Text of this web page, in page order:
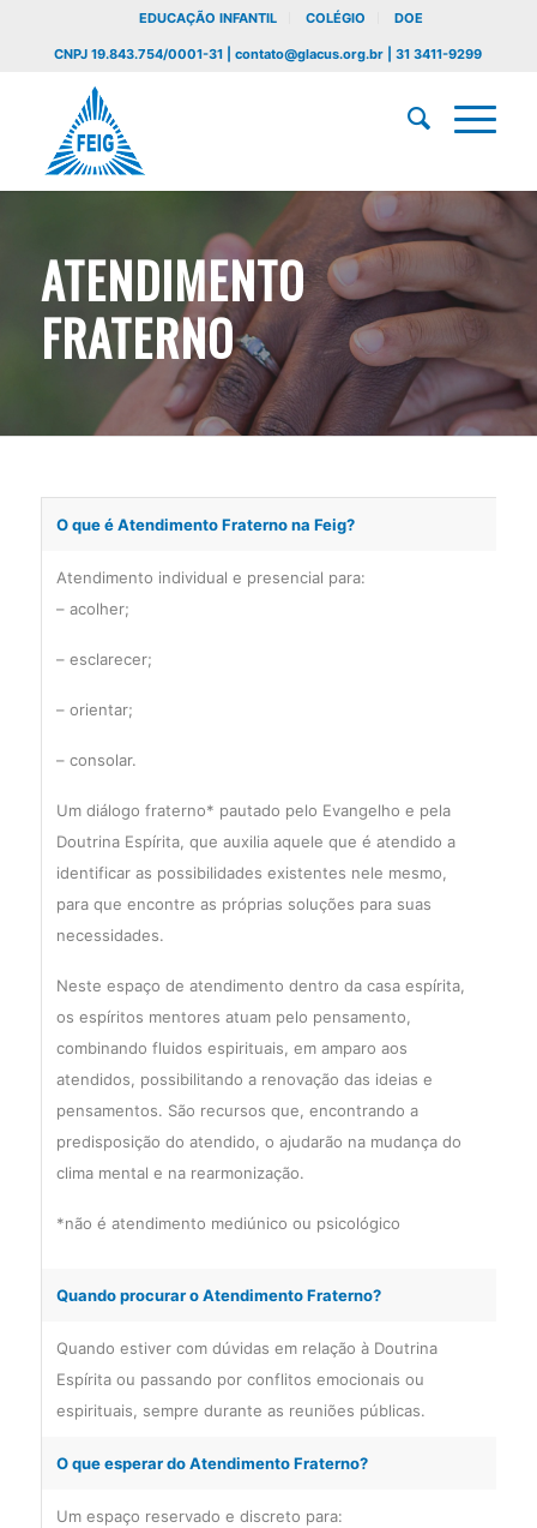
EDUCAÇÃO INFANTIL COLÉGIO DOE
CNPJ 19.843.754/0001-31 | contato@glacus.org.br | 31 3411-9299
ATENDIMENTO
FRATERNO
O que é Atendimento Fraterno na Feig?
Atendimento individual e presencial para:
– acolher;
– esclarecer;
– orientar;
– consolar.
Um diálogo fraterno* pautado pelo Evangelho e pela
Doutrina Espírita, que auxilia aquele que é atendido a
identificar as possibilidades existentes nele mesmo,
para que encontre as próprias soluções para suas
necessidades.
Neste espaço de atendimento dentro da casa espírita,
os espíritos mentores atuam pelo pensamento,
combinando fluidos espirituais, em amparo aos
atendidos, possibilitando a renovação das ideias e
pensamentos. São recursos que, encontrando a
predisposição do atendido, o ajudarão na mudança do
clima mental e na rearmonização.
*não é atendimento mediúnico ou psicológico
Quando procurar o Atendimento Fraterno?
Quando estiver com dúvidas em relação à Doutrina
Espírita ou passando por conflitos emocionais ou
espirituais, sempre durante as reuniões públicas.
O que esperar do Atendimento Fraterno?
Um espaço reservado e discreto para: